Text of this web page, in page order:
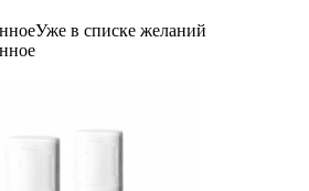
Уже в списке желаний